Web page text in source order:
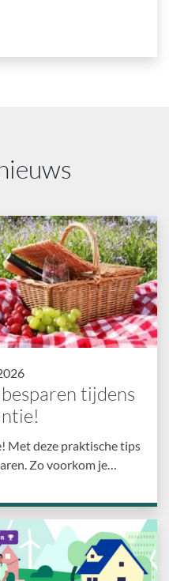
tijdens
Met deze praktische tips
Zo voorkom je…